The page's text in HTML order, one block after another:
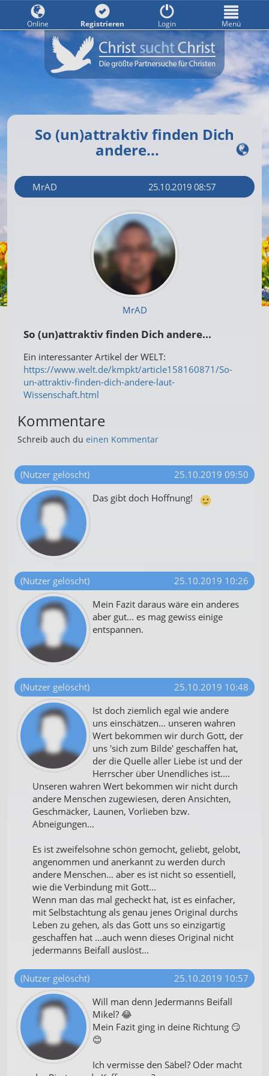
So (un)attraktiv finden Dich
andere...
MrAD 25.10.2019 08:57
MrAD
So (un)attraktiv finden Dich andere...
Ein interessanter Artikel der WELT:
https://www.welt.de/kmpkt/article158160871/So-
un-attraktiv-finden-dich-andere-laut-
Wissenschaft.html
Kommentare
Schreib auch du einen Kommentar
(Nutzer gelöscht)
25.10.2019 09:50
Das gibt doch Hoffnung!
(Nutzer gelöscht)
25.10.2019 10:26
Mein Fazit daraus wäre ein anderes
aber gut... es mag gewiss einige
entspannen.
(Nutzer gelöscht)
25.10.2019 10:48
Ist doch ziemlich egal wie andere
uns einschätzen... unseren wahren
Wert bekommen wir durch Gott, der
uns 'sich zum Bilde' geschaffen hat,
der die Quelle aller Liebe ist und der
Herrscher über Unendliches ist....
Unseren wahren Wert bekommen wir nicht durch
andere Menschen zugewiesen, deren Ansichten,
Geschmäcker, Launen, Vorlieben bzw.
Abneigungen...
Es ist zweifelsohne schön gemocht, geliebt, gelobt,
angenommen und anerkannt zu werden durch
andere Menschen... aber es ist nicht so essentiell,
wie die Verbindung mit Gott...
Wenn man das mal gecheckt hat, ist es einfacher,
mit Selbstachtung als genau jenes Original durchs
Leben zu gehen, als das Gott uns so einzigartig
geschaffen hat ...auch wenn dieses Original nicht
jedermanns Beifall auslöst...
(Nutzer gelöscht)
25.10.2019 10:57
Will man denn Jedermanns Beifall
Mikel? 😂
Mein Fazit ging in deine Richtung 😏
😊
Ich vermisse den Säbel? Oder macht
Online Registrieren Login Menü